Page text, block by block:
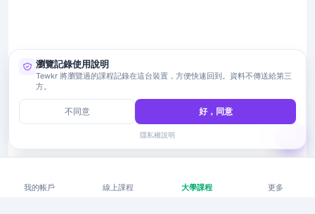
我的帳戶 線上課程 大學課程 更多
瀏覽記錄使用說明
Tewkr 將瀏覽過的課程記錄在這台裝置，方便快速回到。資料不傳送給第三
方。
不同意 好，同意
隱私權說明